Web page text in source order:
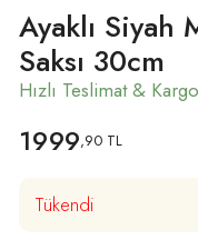
Ayaklı Siyah
Saksı 30cm
1999,90 TL
Tükendi